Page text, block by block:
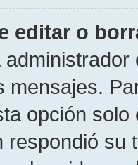
editar o
mensajes.
opción
respondió